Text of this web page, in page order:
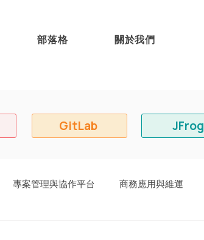
部落格 關於我們
GitLab JFrog
專案管理與協作平台 商務應用與維運